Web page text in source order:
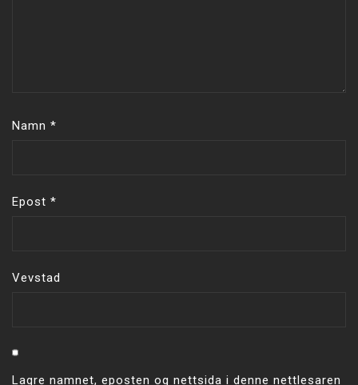
Namn *
Epost *
Vevstad
Lagre namnet, eposten og nettsida i denne nettlesaren